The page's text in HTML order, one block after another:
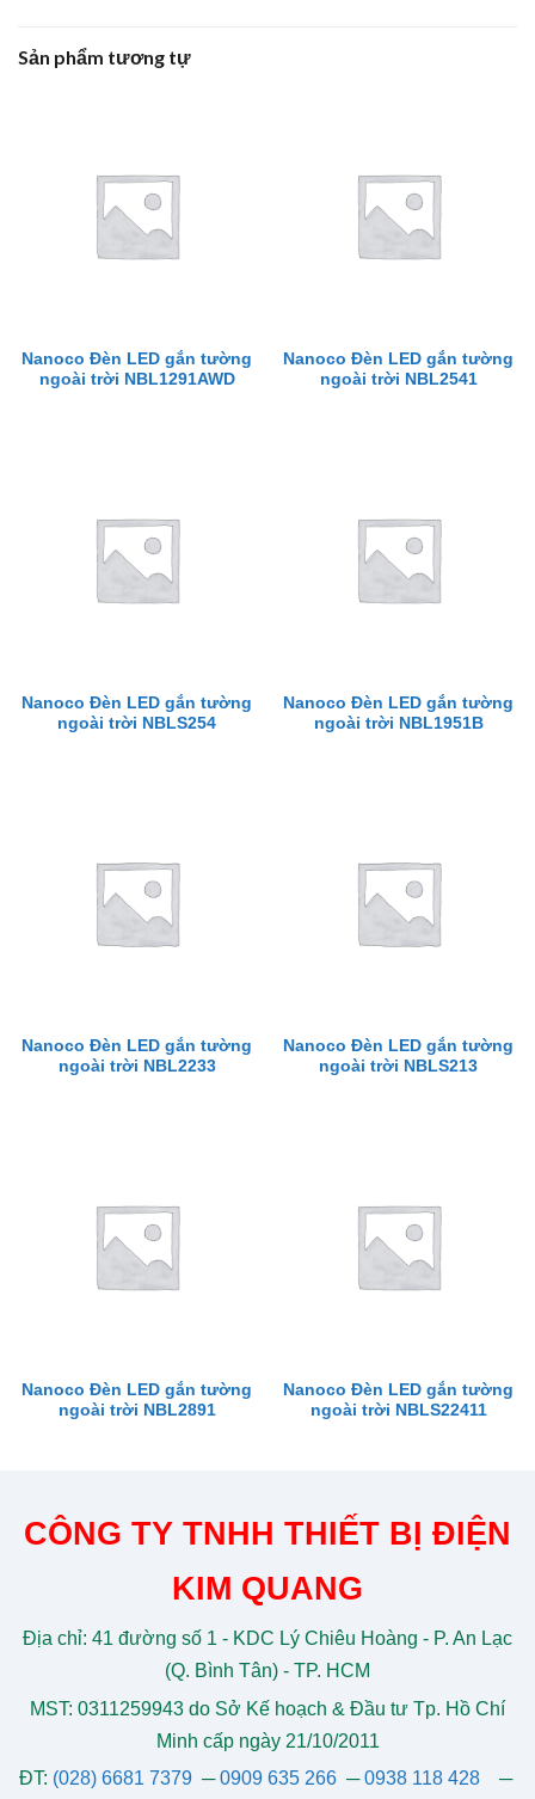
Sản phẩm tương tự
Nanoco Đèn LED gắn tường
ngoài trời NBL1291AWD
Nanoco Đèn LED gắn tường
ngoài trời NBL2541
Nanoco Đèn LED gắn tường
ngoài trời NBLS254
Nanoco Đèn LED gắn tường
ngoài trời NBL1951B
Nanoco Đèn LED gắn tường
ngoài trời NBL2233
Nanoco Đèn LED gắn tường
ngoài trời NBLS213
Nanoco Đèn LED gắn tường
ngoài trời NBL2891
Nanoco Đèn LED gắn tường
ngoài trời NBLS22411
CÔNG TY TNHH THIẾT BỊ ĐIỆN
KIM QUANG
Địa chỉ: 41 đường số 1 - KDC Lý Chiêu Hoàng - P. An Lạc
(Q. Bình Tân) - TP. HCM
MST: 0311259943 do Sở Kế hoạch & Đầu tư Tp. Hồ Chí
Minh cấp ngày 21/10/2011
ĐT: (028) 6681 7379 ─0909 635 266─0938 118 428─